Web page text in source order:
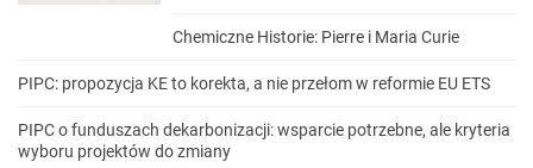
Chemiczne Historie: Pierre i Maria Curie
PIPC: propozycja KE to korekta, a nie przełom w reformie EU ETS
PIPC o funduszach dekarbonizacji: wsparcie potrzebne, ale kryteria
wyboru projektów do zmiany